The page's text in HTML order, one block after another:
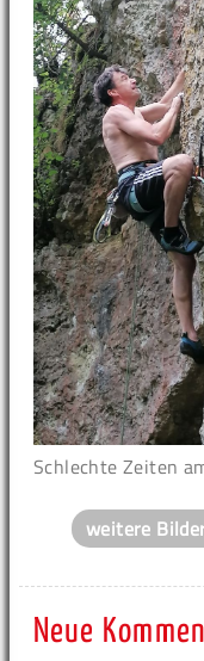
Schlechte Zeiten
weitere
Neue